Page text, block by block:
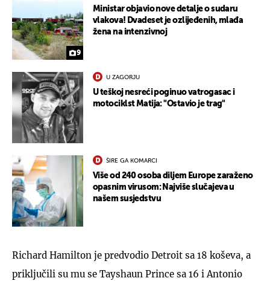
9
Ministar objavio nove detalje o sudaru
vlakova! Dvadeset je ozlijeđenih, mlađa
žena na intenzivnoj
U ZAGORJU
U teškoj nesreći poginuo vatrogasac i
motociklst Matija: "Ostavio je trag"
ŠIRE GA KOMARCI
Više od 240 osoba diljem Europe zaraženo
opasnim virusom: Najviše slučajeva u
našem susjedstvu
Richard Hamilton je predvodio Detroit sa 18 koševa, a
priključili su mu se Tayshaun Prince sa 16 i Antonio